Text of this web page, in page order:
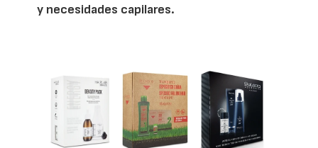
y necesidades capilares.